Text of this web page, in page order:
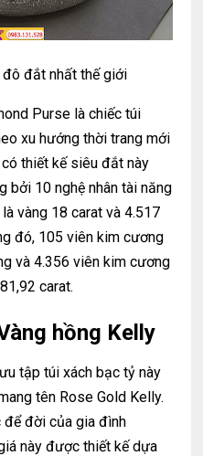
đô đắt nhất thế giới
Purse là chiếc túi
xu hướng thời trang mới
có thiết kế siêu đắt này
bởi 10 nghệ nhân tài năng
vàng 18 carat và 4.517
đó, 105 viên kim cương
và 4.356 viên kim cương
carat.
hồng Kelly
tập túi xách bạc tỷ này
tên Rose Gold Kelly.
để đời của gia đình
này được thiết kế dựa